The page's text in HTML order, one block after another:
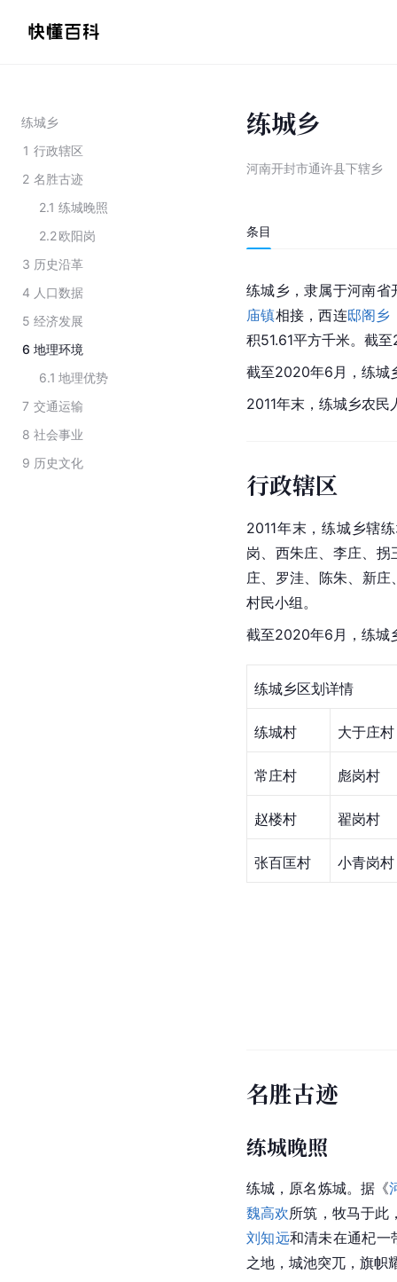
练城乡
1 行政辖区
2 名胜古迹
2.1 练城晚照
2.2欧阳岗
3 历史沿革
4 人口数据
5 经济发展
6 地理环境
6.1 地理优势
7 交通运输
8 社会事业
9 历史文化
练城乡
河南开封市通许县下辖乡
条目
练城乡，隶属于河南省
庙镇相接，西连邸阁乡
积51.61平方千米。截
截至2020年6月，练城
2011年末，练城乡农
行政辖区
2011年末，练城乡辖
岗、西朱庄、李庄、
庄、罗洼、陈朱、新
村民小组。
截至2020年6月，练城
练城乡区划详情
练城村 大于庄村
常庄村 彪岗村
赵楼村 翟岗村
张百匡村 小青岗村
名胜古迹
练城晚照
练城，原名炼城。据《
魏高欢所筑，牧马于此
刘知远和清未在通杞一
之地，城池突兀，旗帜